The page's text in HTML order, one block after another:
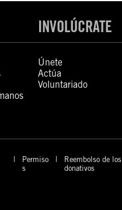
INVOLÚCRATE
Únete
Actúa
Voluntariado
Permiso
s
Reembolso de los
donativos